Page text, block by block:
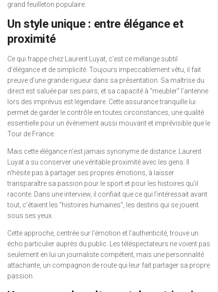
grand feuilleton populaire.
Un style unique : entre élégance et
proximité
Ce qui frappe chez Laurent Luyat, c’est ce mélange subtil
d’élégance et de simplicité. Toujours impeccablement vêtu, il fait
preuve d’une grande rigueur dans sa présentation. Sa maîtrise du
direct est saluée par ses pairs, et sa capacité à “meubler” l’antenne
lors des imprévus est légendaire. Cette assurance tranquille lui
permet de garder le contrôle en toutes circonstances, une qualité
essentielle pour un événement aussi mouvant et imprévisible que le
Tour de France.
Mais cette élégance n’est jamais synonyme de distance. Laurent
Luyat a su conserver une véritable proximité avec les gens. Il
n’hésite pas à partager ses propres émotions, à laisser
transparaître sa passion pour le sport et pour les histoires qu’il
raconte. Dans une interview, il confiait que ce qui l’intéressait avant
tout, c’étaient les “histoires humaines”, les destins qui se jouent
sous ses yeux.
Cette approche, centrée sur l’émotion et l’authenticité, trouve un
écho particulier auprès du public. Les téléspectateurs ne voient pas
seulement en lui un journaliste compétent, mais une personnalité
attachante, un compagnon de route qui leur fait partager sa propre
passion.